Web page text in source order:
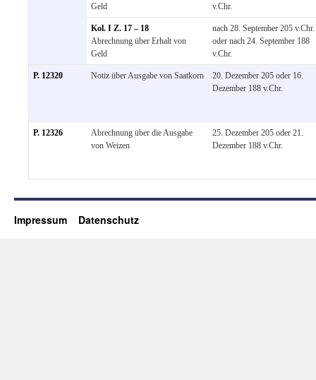
Geld
v.Chr.
Kol. I Z. 17 – 18
Abrechnung über Erhalt von
Geld
nach 28. September 205 v.Chr.
oder nach 24. September 188
v.Chr.
P. 12320 Notiz über Ausgabe von Saatkorn
20. Dezember 205 oder 16.
Dezember 188 v.Chr.
P. 12326
Abrechnung über die Ausgabe
von Weizen
25. Dezember 205 oder 21.
Dezember 188 v.Chr.
Impressum Datenschutz